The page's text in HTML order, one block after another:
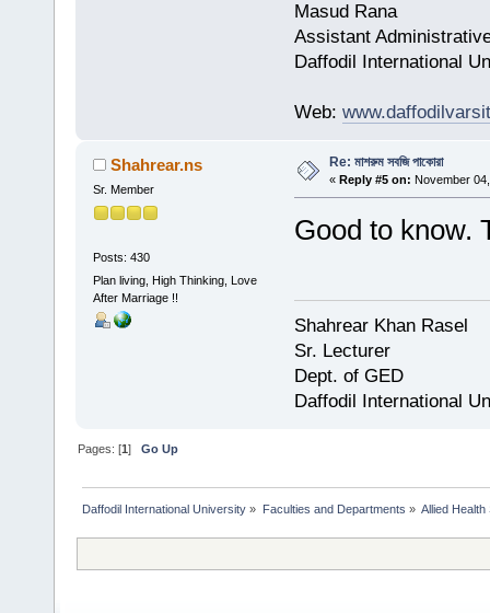
Masud Rana
Assistant
Daffodil International
Web:
Shahrear.ns
Sr. Member
Posts: 430
Plan living, High Thinking, Love
After Marriage !!
Re: মাশরুম সবজি পাকোরা
« Reply #5 on: November
Good to know.
Shahrear Khan Rasel
Sr. Lecturer
Dept. of GED
Daffodil International
Pages: [1]Go Up
Daffodil International University » Faculties and Departments » Allied Health